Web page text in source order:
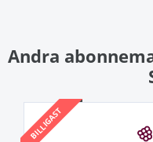
Andra
BILLIGAST